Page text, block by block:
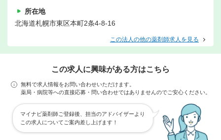
所在地
北海道札幌市東区本町2条4-8-16
この法人の他の薬剤師求人を見る
この求人に興味がある方はこちら
無料で求人情報をお問い合わせいただけます。
薬局・病院等への直接応募・問い合わせではありませんのでご安心ください。
マイナビ薬剤師ご登録後、担当のアドバイザーより
この求人についてご案内差し上げます！